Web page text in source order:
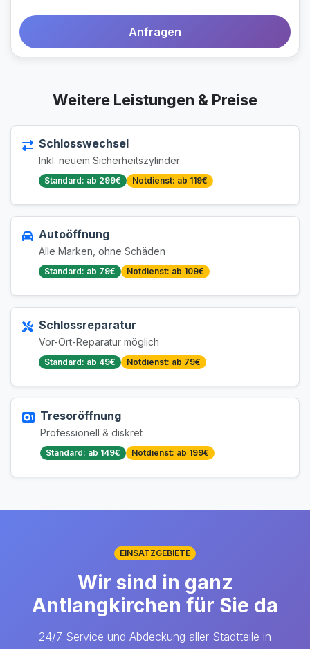
Anfragen
Weitere Leistungen & Preise
Schlosswechsel
Inkl. neuem Sicherheitszylinder
Standard: ab 299€ Notdienst: ab 119€
Autoöffnung
Alle Marken, ohne Schäden
Standard: ab 79€ Notdienst: ab 109€
Schlossreparatur
Vor-Ort-Reparatur möglich
Standard: ab 49€ Notdienst: ab 79€
Tresoröffnung
Professionell & diskret
Standard: ab 149€ Notdienst: ab 199€
EINSATZGEBIETE
Wir sind in ganz
Antlangkirchen für Sie da
24/7 Service und Abdeckung aller Stadtteile in